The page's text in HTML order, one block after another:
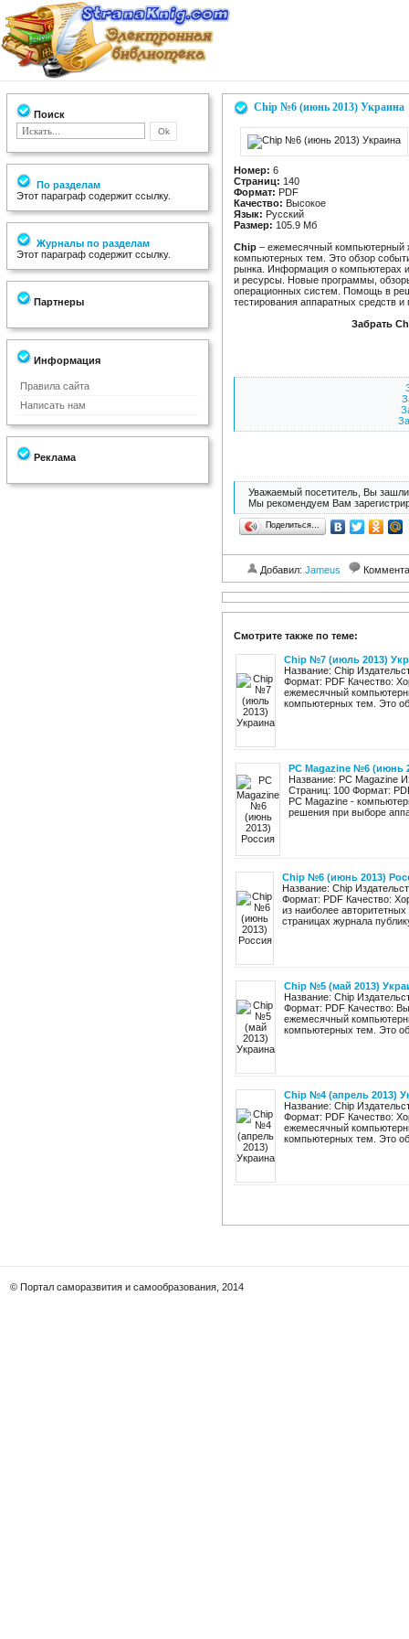
Поиск
По разделам
Этот параграф содержит ссылку.
Журналы по разделам
Этот параграф содержит ссылку.
Партнеры
Информация
Правила сайта
Написать нам
Реклама
Chip №6 (июнь 2013) Украина
Номер: 6
Страниц: 140
Формат: PDF
Качество: Высокое
Язык: Русский
Размер: 105.9 Мб
Chip – ежемесячный компьютерный
компьютерных тем. Это обзор
рынка. Информация о компьютерах
и ресурсы. Новые программы,
операционных систем. Помощь в
тестирования аппаратных средств
Забрать
Уважаемый посетитель, Вы зашли
Мы рекомендуем Вам
Поделиться…
Добавил: Jameus
Смотрите также по теме:
Chip №7 (июль 2013)
Название: Chip
Формат: PDF Качество:
ежемесячный
компьютерных тем. Это
PC Magazine №6 (июнь
Название: PC Magazine
Страниц: 100 Формат:
PC Magazine -
решения при выборе
Chip №6 (июнь 2013)
Название: Chip
Формат: PDF Качество:
из наиболее
страницах журнала
Chip №5 (май 2013)
Название: Chip
Формат: PDF Качество:
ежемесячный
компьютерных тем. Это
Chip №4 (апрель 2013)
Название: Chip
Формат: PDF Качество:
ежемесячный
компьютерных тем. Это
© Портал саморазвития и самообразования, 2014